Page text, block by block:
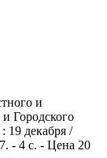
и
Городского
19 декабря /
- 4 с. - Цена 20